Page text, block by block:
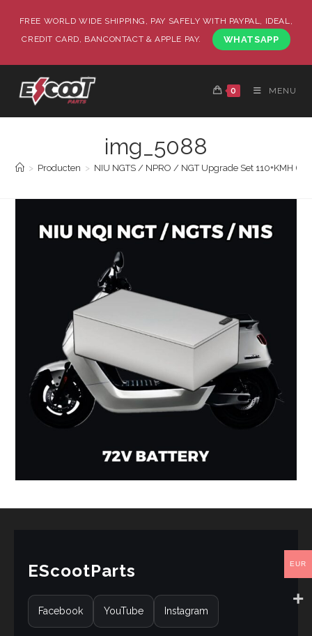
FREE WORLD WIDE SHIPPING, PAY SAFELY WITH PAYPAL, IDEAL,
CREDIT CARD, BANCONTACT & APPLE PAY.
WHATSAPP
0 MENU
img_5088
> Producten > NIU NGTS / NPRO / NGT Upgrade Set 110+KMH
EScootParts
Facebook YouTube Instagram
EUR